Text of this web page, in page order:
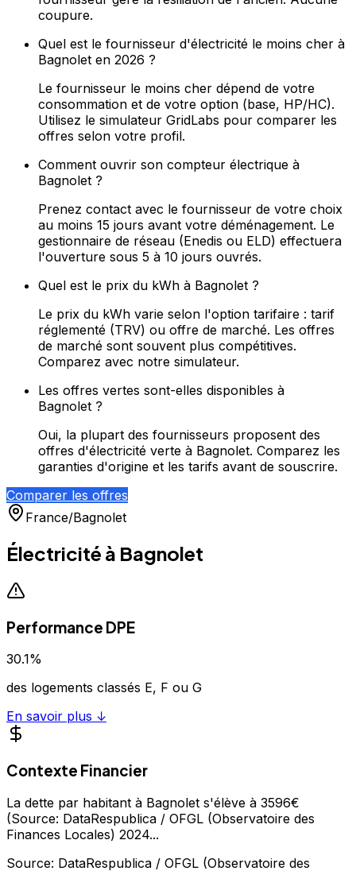
coupure.
Quel est le fournisseur d'électricité le moins cher à
Bagnolet en 2026 ?
Le fournisseur le moins cher dépend de votre
consommation et de votre option (base, HP/HC).
Utilisez le simulateur GridLabs pour comparer les
offres selon votre profil.
Comment ouvrir son compteur électrique à
Bagnolet ?
Prenez contact avec le fournisseur de votre choix
au moins 15 jours avant votre déménagement. Le
gestionnaire de réseau (Enedis ou ELD) effectuera
l'ouverture sous 5 à 10 jours ouvrés.
Quel est le prix du kWh à Bagnolet ?
Le prix du kWh varie selon l'option tarifaire : tarif
réglementé (TRV) ou offre de marché. Les offres
de marché sont souvent plus compétitives.
Comparez avec notre simulateur.
Les offres vertes sont-elles disponibles à
Bagnolet ?
Oui, la plupart des fournisseurs proposent des
offres d'électricité verte à Bagnolet. Comparez les
garanties d'origine et les tarifs avant de souscrire.
Comparer les offres
France/Bagnolet
Électricité à Bagnolet
Performance DPE
30.1%
des logements classés E, F ou G
En savoir plus ↓
Contexte Financier
La dette par habitant à Bagnolet s'élève à 3596€
(Source: DataRespublica / OFGL (Observatoire des
Finances Locales) 2024...
Source: DataRespublica / OFGL (Observatoire des